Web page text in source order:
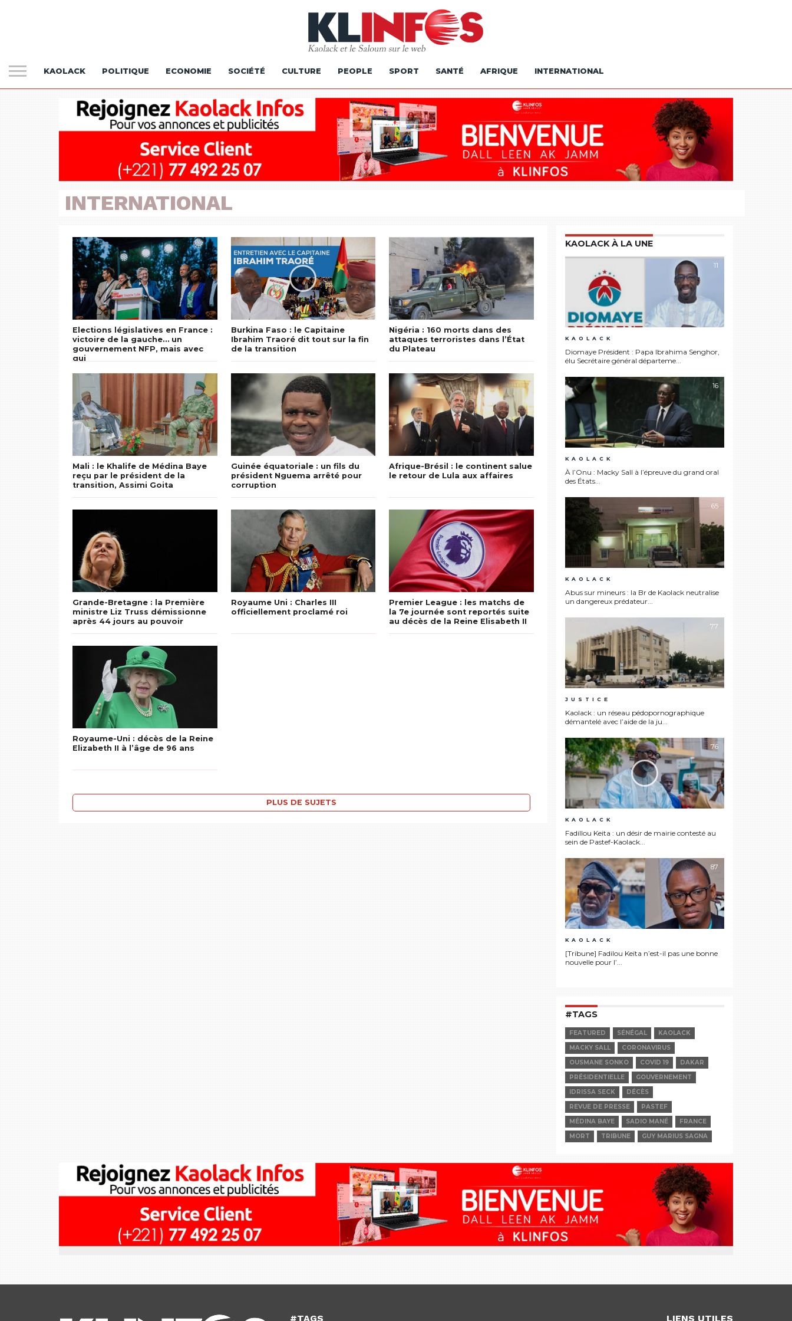
KAOLACK POLITIQUE ECONOMIE SOCIÉTÉ CULTURE PEOPLE SPORT SANTÉ AFRIQUE INTERNATIONAL
INTERNATIONAL
Elections législatives en France :
victoire de la gauche… un
gouvernement NFP, mais avec
qui
Burkina Faso : le Capitaine
Ibrahim Traoré dit tout sur la fin
de la transition
Nigéria : 160 morts dans des
attaques terroristes dans l’État
du Plateau
Mali : le Khalife de Médina Baye
reçu par le président de la
transition, Assimi Goita
Guinée équatoriale : un fils du
président Nguema arrêté pour
corruption
Afrique-Brésil : le continent salue
le retour de Lula aux affaires
Grande-Bretagne : la Première
ministre Liz Truss démissionne
après 44 jours au pouvoir
Royaume Uni : Charles III
officiellement proclamé roi
Premier League : les matchs de
la 7e journée sont reportés suite
au décès de la Reine Elisabeth II
Royaume-Uni : décès de la Reine
Elizabeth II à l’âge de 96 ans
PLUS DE SUJETS
KAOLACK À LA UNE
11
KAOLACK
Diomaye Président : Papa Ibrahima Senghor,
élu Secrétaire général départeme...
16
KAOLACK
À l’Onu : Macky Sall à l’épreuve du grand oral
des États...
65
KAOLACK
Abus sur mineurs : la Br de Kaolack neutralise
un dangereux prédateur...
77
JUSTICE
Kaolack : un réseau pédopornographique
démantelé avec l’aide de la ju...
76
KAOLACK
Fadillou Keita : un désir de mairie contesté au
sein de Pastef-Kaolack...
87
KAOLACK
[Tribune] Fadilou Keïta n’est-il pas une bonne
nouvelle pour l’...
#TAGS
FEATURED SÉNÉGAL
KAOLACK
MACKY SALL
CORONAVIRUS
OUSMANE SONKO
COVID 19
DAKAR
PRÉSIDENTIELLE
GOUVERNEMENT
IDRISSA SECK
DÉCÈS
REVUE DE PRESSE
PASTEF
MÉDINA BAYE
SADIO MANÉ
FRANCE
MORT
TRIBUNE GUY MARIUS SAGNA
#TAGS LIENS UTILES